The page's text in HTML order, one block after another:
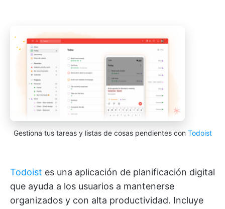
Gestiona tus tareas y listas de cosas pendientes con Todoist
Todoist es una aplicación de planificación digital
que ayuda a los usuarios a mantenerse
organizados y con alta productividad. Incluye